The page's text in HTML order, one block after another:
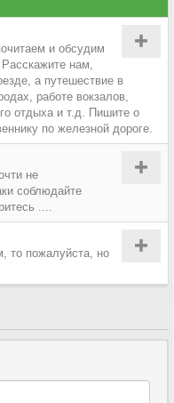
и обсудим
нам,
а путешествие в
работе вокзалов,
отдыха и т.д. Пишите о
по железной дороге.
не
соблюдайте
....
то пожалуйста, но